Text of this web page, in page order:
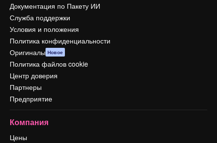
Документация по Пакету ИИ
Служба поддержки
Условия и положения
Политика конфиденциальности
Оригиналы Новое
Политика файлов cookie
Центр доверия
Партнеры
Предприятие
Компания
Цены